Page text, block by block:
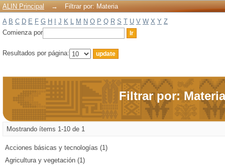
ALIN Principal →
Filtrar por: Materia
A B C D E F G H J K L M N O P Q R S T U V W X Y Z
Comienza por
Resultados por página:
Filtrar por: Materia
Mostrando ítems 1-10 de 1
Acciones básicas y tecnologías (1)
Agricultura y vegetación (1)